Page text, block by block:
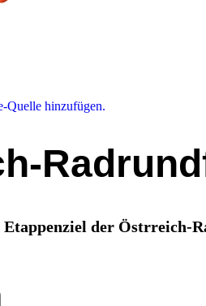
Quelle hinzufügen.
Etappenziel der